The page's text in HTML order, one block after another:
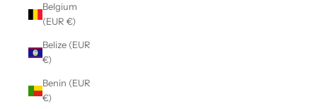
Belgium
(EUR €)
Belize (EUR
€)
Benin (EUR
€)